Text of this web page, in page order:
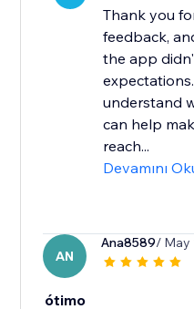
Thank you
feedback,
the app
understand
can help
reach...
Devamını
AN
Ana8589/ May
ótimo